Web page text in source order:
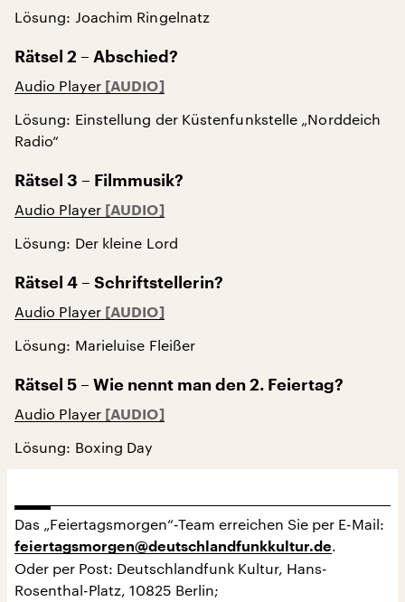
Lösung: Joachim Ringelnatz
Rätsel 2 – Abschied?
Audio Player
Lösung: Einstellung der Küstenfunkstelle „Norddeich
Radio“
Rätsel 3 – Filmmusik?
Audio Player
Lösung: Der kleine Lord
Rätsel 4 – Schriftstellerin?
Audio Player
Lösung: Marieluise Fleißer
Rätsel 5 – Wie nennt man den 2. Feiertag?
Audio Player
Lösung: Boxing Day
Das „Feiertagsmorgen“-Team erreichen Sie per E-Mail:
feiertagsmorgen@deutschlandfunkkultur.de.
Oder per Post: Deutschlandfunk Kultur, Hans-
Rosenthal-Platz, 10825 Berlin;